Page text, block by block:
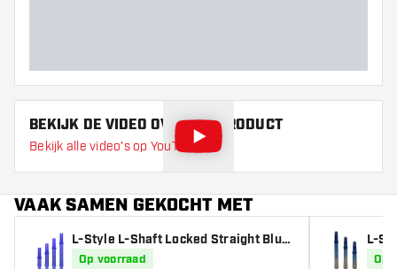
BEKIJK DE VIDEO OVER DIT PRODUCT
Bekijk alle video's op YouTube
VAAK SAMEN GEKOCHT MET
L-Style L-Shaft Locked Straight Blue
- Dart Shafts
Op voorraad
L-
Op